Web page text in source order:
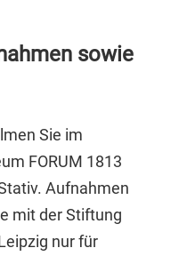
sowie
Sie im
FORUM 1813
Aufnahmen
mit der Stiftung
nur für